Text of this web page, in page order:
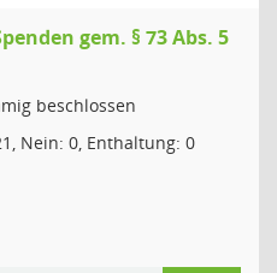
gem. § 73 Abs. 5
beschlossen
Nein: 0, Enthaltung: 0